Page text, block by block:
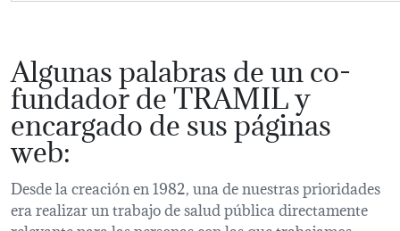
Algunas palabras de un co-
fundador de TRAMIL y
encargado de sus páginas
web:
Desde la creación en 1982, una de nuestras prioridades
era realizar un trabajo de salud pública directamente